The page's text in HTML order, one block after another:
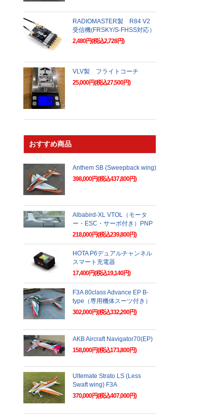
RADIOMASTER製 R84 V2
受信機(FRSKY/S-FHSS対応）
2,480円(税込2,728円)
VLV製 フライトコーチ
25,000円(税込27,500円)
おすすめ商品
Anthem SB (Sweepback wing)
398,000円(税込437,800円)
Albabird-XL VTOL（モータ
ー・ESC・サーボ付き）PNP
218,000円(税込239,800円)
HOTA P6デュアルチャンネル
スマート充電器
17,400円(税込19,140円)
F3A 80class Advance EP B-
type（専用機体スーツ付き）
302,000円(税込332,200円)
AKB Aircraft Navigator70(EP)
158,000円(税込173,800円)
Ultemate Strato LS (Less
Swaft wing) F3A
370,000円(税込407,000円)